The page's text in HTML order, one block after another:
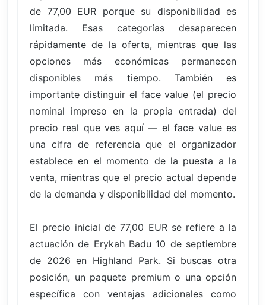
de 77,00 EUR porque su disponibilidad es
limitada. Esas categorías desaparecen
rápidamente de la oferta, mientras que las
opciones más económicas permanecen
disponibles más tiempo. También es
importante distinguir el face value (el precio
nominal impreso en la propia entrada) del
precio real que ves aquí — el face value es
una cifra de referencia que el organizador
establece en el momento de la puesta a la
venta, mientras que el precio actual depende
de la demanda y disponibilidad del momento.
El precio inicial de 77,00 EUR se refiere a la
actuación de Erykah Badu 10 de septiembre
de 2026 en Highland Park. Si buscas otra
posición, un paquete premium o una opción
específica con ventajas adicionales como